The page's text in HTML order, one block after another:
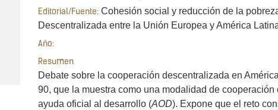
Editorial/Fuente: Cohesión social y reducción de la
Descentralizada entre la Unión Europea y América
Año:
Resumen
Debate sobre la cooperación descentralizada en
90, que la muestra como una modalidad de
ayuda oficial al desarrollo (AOD). Expone que el reto